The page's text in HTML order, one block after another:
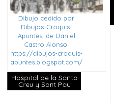
Dibujo cedido por
Dibujos-Croquis-
Apuntes, de Daniel
Castro Alonso:
https://dibujos-croquis-
apuntes.blogspot.com/
Hospital de la Santa
Creu y Sant Pau